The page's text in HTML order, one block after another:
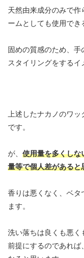
天然由来成分のみで作
ームとしても使用でき
固めの質感のため、
スタイリングをするイ
上述したナカノのワ
です。
が、 使用量を多くしな
量等で個人差がある
香りは悪くなく、ベタ
ます。
洗い落ちは良くも悪く
前提にするのであれば